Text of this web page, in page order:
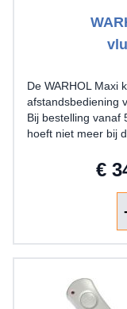
De WARHOL Maxi
afstandsbediening
Bij bestelling vanaf
hoeft niet meer bij
€